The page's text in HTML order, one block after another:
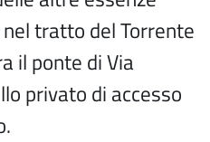
tratto del Torrente
il ponte di Via
privato di accesso